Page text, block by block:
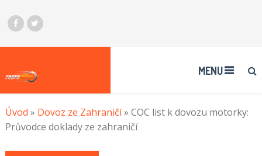
MENU
Úvod » Dovoz ze Zahraničí» COC list k dovozu motorky:
Průvodce doklady ze zahraničí